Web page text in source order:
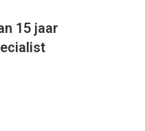
15 jaar